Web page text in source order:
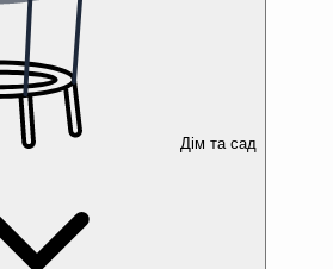
Дім та сад